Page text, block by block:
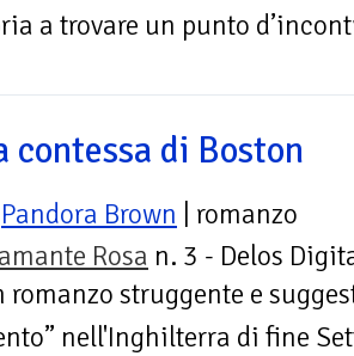
a trovare un punto
contessa di Boston
Pandora Brown | romanzo
Rosa n. 3 - Delos
romanzo struggente e
nell'Inghilterra di fine